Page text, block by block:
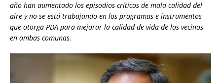
año han aumentado los episodios críticos de mala calidad del
aire y no se está trabajando en los programas e instrumentos
que otorga PDA para mejorar la calidad de vida de los vecinos
en ambas comunas.